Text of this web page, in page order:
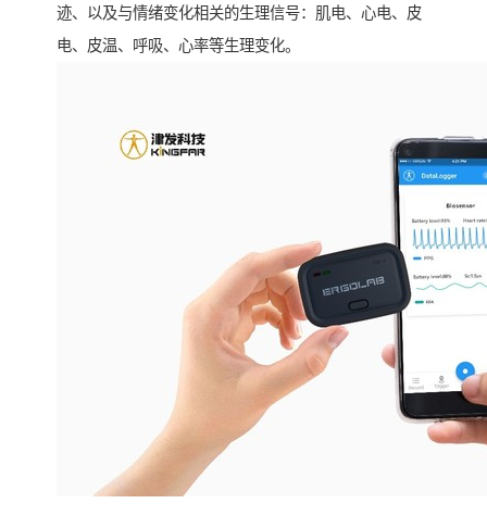
迹、以及与情绪变化相关的生理信号：肌电、心电、皮
电、皮温、呼吸、心率等生理变化。